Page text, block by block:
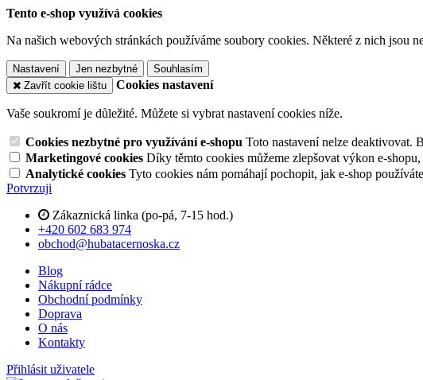
Tento e-shop využívá cookies
Na našich webových stránkách používáme soubory cookies. Některé z nich jsou
Nastavení Jen nezbytné
Souhlasím
Zavřít cookie lištu
Cookies nastavení
Vaše soukromí je důležité. Můžete si vybrat nastavení cookies níže.
Cookies nezbytné pro využívání e-shopu Toto nastavení nelze deaktivovat.
Marketingové cookies Díky těmto cookies můžeme zlepšovat výkon e-
Analytické cookies Tyto cookies nám pomáhají pochopit, jak e-shop
Potvrzuji
Zákaznická linka (po-pá, 7-15 hod.)
+420 602 683 974
obchod@hubatacernoska.cz
Blog
Nákupní rádce
Obchodní podmínky
Doprava
O nás
Kontakty
Přihlásit uživatele